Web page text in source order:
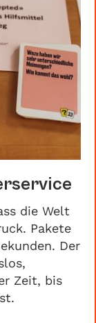
die Welt
Pakete
Der
Zeit, bis